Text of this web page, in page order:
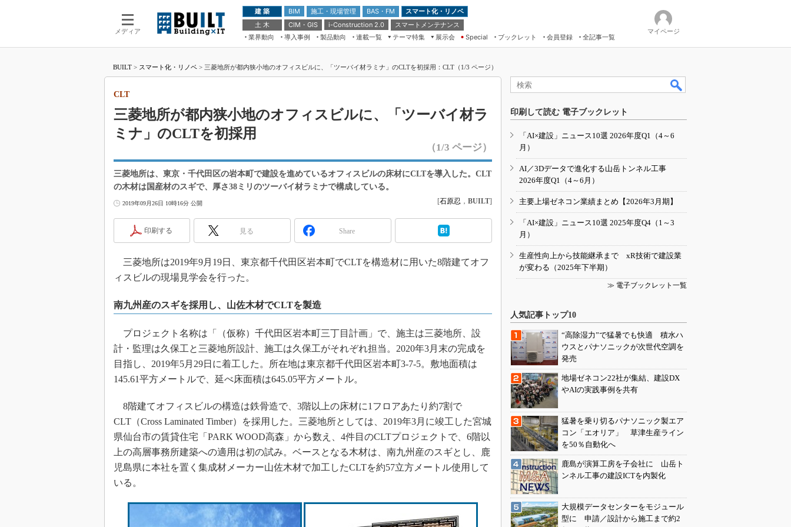
メディア
建 築 BIM 施工・現場管理 BAS・FM
スマート化・リノベ
土 木
CIM・GIS i-Construction 2.0
スマートメンテナンス
業界動向
導入事例 製品動向 連載一覧
テーマ特集
ドローンがもたらす建設業界の“ゲー
ムチェンジ” Ver.2.0
“Society5.0”時代のスマートビル
展示会
第8回 国際 建設・測量展
築・土木・不動産の先端技術展－
2020
日本 ものづくりワールド 2020
IGAS2018
Special ブックレット 会員登録 全記事一覧
マイページ
BUILT > スマート化・リノベ > 三菱地所が都内狭小地のオフィスビルに、「ツーバイ材ラミナ」のCLTを初採用：CLT（1/3 ページ）
三菱地所が都内狭小地のオフィスビルに、「ツーバイ材ラ
ミナ」のCLTを初採用
CLT
（1/3 ページ）
三菱地所は、東京・千代田区の岩本町で建設を進めているオフィスビルの床材にCLTを導入した。CLT
の木材は国産材のスギで、厚さ38ミリのツーバイ材ラミナで構成している。
2019年09月26日 10時16分 公開 [石原忍 ， BUILT]
印刷する 見る Share
三菱地所は2019年9月19日、東京都千代田区岩本町でCLTを構造材に用いた8階建てオフ
ィスビルの現場見学会を行った。
南九州産のスギを採用し、山佐木材でCLTを製造
プロジェクト名称は「（仮称）千代田区岩本町三丁目計画」で、施主は三菱地所、設
計・監理は久保工と三菱地所設計、施工は久保工がそれぞれ担当。2020年3月末の完成を
目指し、2019年5月29日に着工した。所在地は東京都千代田区岩本町3-7-5。敷地面積は
145.61平方メートルで、延べ床面積は645.05平方メートル。
8階建てオフィスビルの構造は鉄骨造で、3階以上の床材に1フロアあたり約7割で
CLT（Cross Laminated Timber）を採用した。三菱地所としては、2019年3月に竣工した宮城
県仙台市の賃貸住宅「PARK WOOD高森」から数え、4件目のCLTプロジェクトで、6階以
上の高層事務所建築への適用は初の試み。ベースとなる木材は、南九州産のスギとし、鹿
児島県に本社を置く集成材メーカー山佐木材で加工したCLTを約57立方メートル使用して
いる。
印刷して読む 電子ブックレット
「AI×建設」ニュース10選 2026年度Q1（4～6
月）
AI／3Dデータで進化する山岳トンネル工事
2026年度Q1（4～6月）
主要上場ゼネコン業績まとめ【2026年3月期】
「AI×建設」ニュース10選 2025年度Q4（1～3
月）
生産性向上から技能継承まで xR技術で建設業
が変わる（2025年下半期）
≫ 電子ブックレット一覧
人気記事トップ10
“高除湿力”で猛暑でも快適 積水ハ
ウスとパナソニックが次世代空調を
発売
地場ゼネコン22社が集結、建設DX
やAIの実践事例を共有
猛暑を乗り切るパナソニック製エア
コン「エオリア」 草津生産ライン
を50％自動化へ
鹿島が演算工房を子会社に 山岳ト
ンネル工事の建設ICTを内製化
大規模データセンターをモジュール
型に 申請／設計から施工まで約2